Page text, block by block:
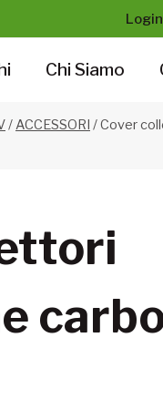
Login
Chi Siamo
/ACCESSORI /Cover